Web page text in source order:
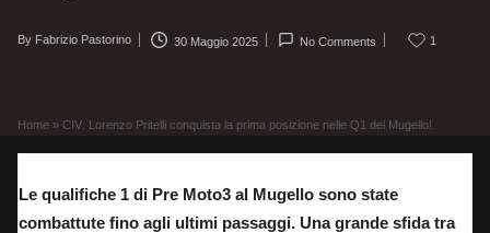
Posted
By Fabrizio Pastorino 30 Maggio 2025 No Comments 1
Home » CIV: Lorenzo Pritelli conquista la prima posizione nelle Q1 del Mugello!
Le qualifiche 1 di Pre Moto3 al Mugello sono state
combattute fino agli ultimi passaggi. Una grande sfida tra